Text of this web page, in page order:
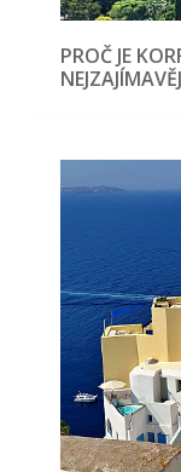
PROČ JE